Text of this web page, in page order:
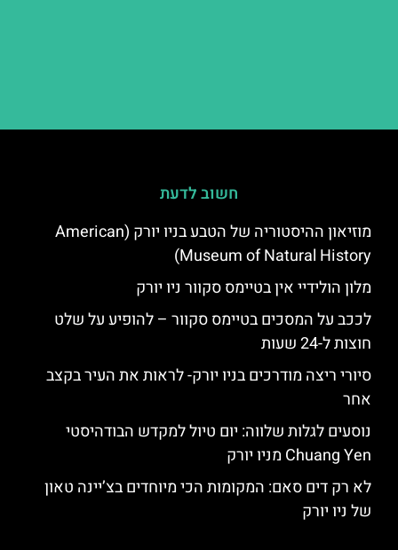
חשוב לדעת
מוזיאון ההיסטוריה של הטבע בניו יורק (American
Museum of Natural History)
מלון הולידיי אין בטיימס סקוור ניו יורק
לככב על המסכים בטיימס סקוור – להופיע על שלט
חוצות ל-24 שעות
סיורי ריצה מודרכים בניו יורק- לראות את העיר בקצב
אחר
נוסעים לגלות שלווה: יום טיול למקדש הבודהיסטי
Chuang Yen מניו יורק
לא רק דים סאם: המקומות הכי מיוחדים בצ’יינה טאון
של ניו יורק